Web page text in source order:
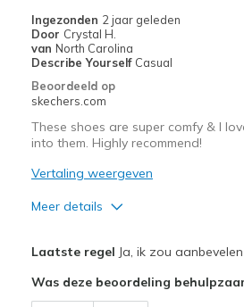
Width
Feels too narrow
Sizing
Ingezonden 2 jaar geleden
Door Crystal H.
van North Carolina
Describe Yourself Casual
Beoordeeld op
skechers.com
These shoes are super comfy & I
into them. Highly recommend!
Vertaling weergeven
Meer details
Breathe Well
Laatste regel Ja, ik zou
Was deze beoordeling